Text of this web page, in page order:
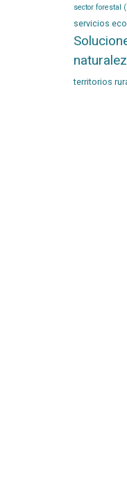
sector forestal
servicios
territorios